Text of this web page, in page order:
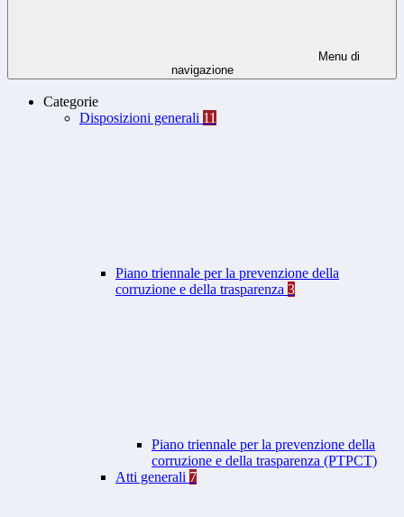
Menu di
navigazione
Categorie
Disposizioni generali 11
Piano triennale per la prevenzione della
corruzione e della trasparenza 3
Piano triennale per la prevenzione della
corruzione e della trasparenza (PTPCT)
Atti generali 7